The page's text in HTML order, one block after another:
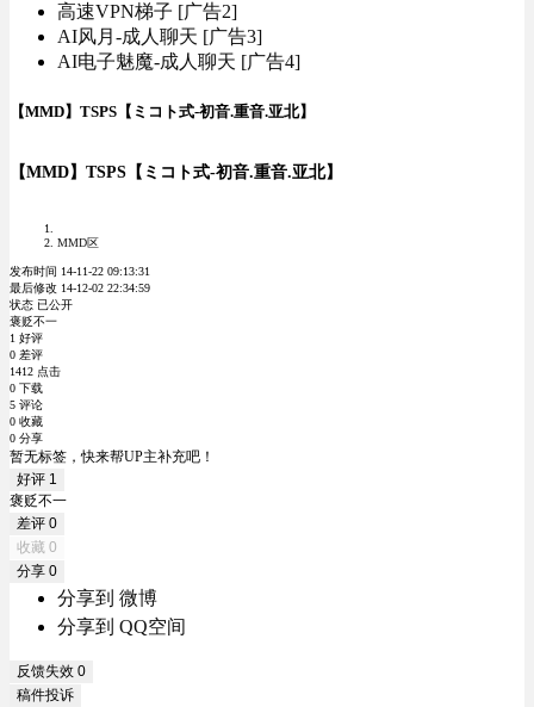
高速VPN梯子 [广告2]
AI风月-成人聊天 [广告3]
AI电子魅魔-成人聊天 [广告4]
【MMD】TSPS【ミコト式-初音.重音.亚北】
【MMD】TSPS【ミコト式-初音.重音.亚北】
MMD区
发布时间 14-11-22 09:13:31
最后修改 14-12-02 22:34:59
状态 已公开
褒贬不一
1 好评
0 差评
1412 点击
0 下载
5 评论
0 收藏
0 分享
暂无标签，快来帮UP主补充吧！
好评 1
褒贬不一
差评 0
收藏 0
分享 0
分享到 微博
分享到 QQ空间
反馈失效 0
稿件投诉